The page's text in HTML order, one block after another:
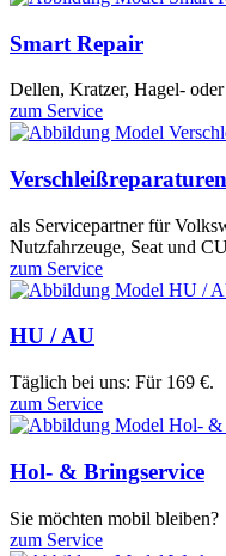
Smart Repair
Dellen, Kratzer, Hagel- oder
zum Service
als Servicepartner für
Nutzfahrzeuge, Seat und
zum Service
HU / AU
Täglich bei uns: Für 169 €.
zum Service
Hol- & Bringservice
Sie möchten mobil bleiben?
zum Service